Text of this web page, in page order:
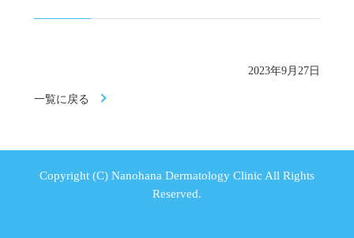
2023年9月27日
一覧に戻る
Copyright (C) Nanohana Dermatology Clinic All Rights
Reserved.